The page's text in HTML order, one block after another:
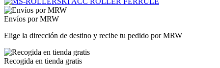
Envíos por MRW
Elige la dirección de destino y recibe tu pedido por MRW
Recogida en tienda gratis